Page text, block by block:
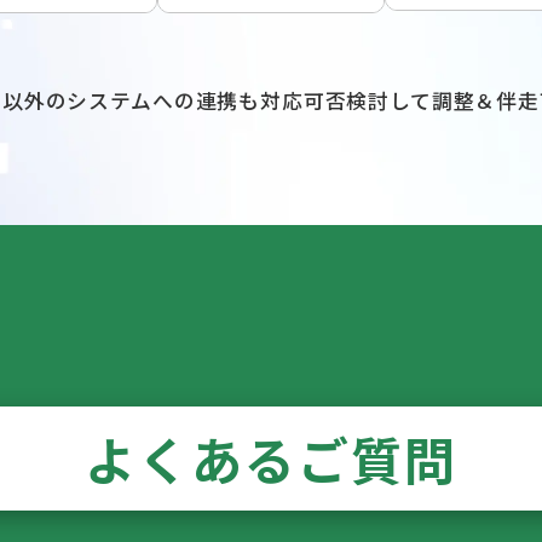
外のシステムへの連携も対応可否検討して調整＆伴
よくあるご質問